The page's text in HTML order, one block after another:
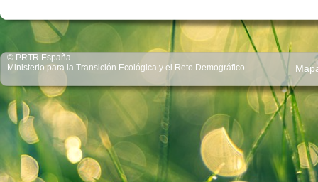
© PRTR España
Ministerio para la Transición Ecológica y el Reto Demográfico